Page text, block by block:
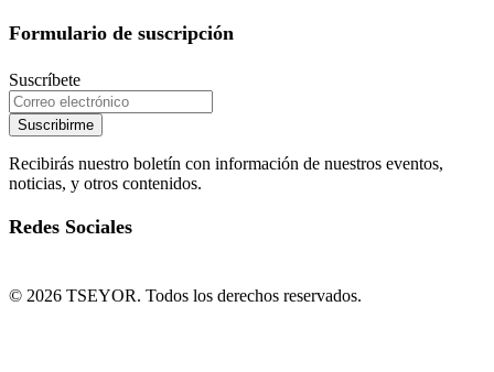
Formulario de suscripción
Suscríbete
Suscribirme
Recibirás nuestro boletín con información de nuestros eventos,
noticias, y otros contenidos.
Redes Sociales
© 2026 TSEYOR. Todos los derechos reservados.